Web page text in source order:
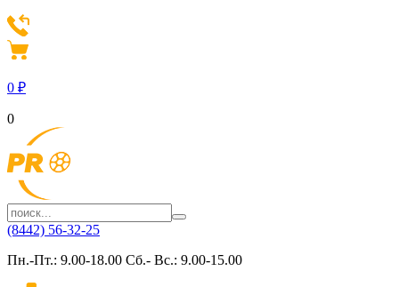
0 ₽
0
(8442) 56-32-25
Пн.-Пт.: 9.00-18.00 Сб.- Вс.: 9.00-15.00